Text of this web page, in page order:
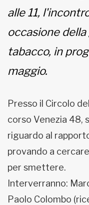
alle 11,
occasione
tabacco, in
maggio.
Presso il Circolo
corso Venezia 48,
riguardo al
provando a
per smettere.
Interverranno:
Paolo Colombo